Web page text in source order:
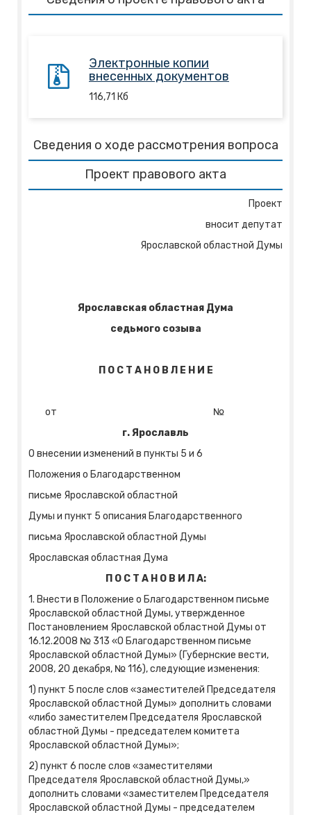
Электронные копии
внесенных документов
116,71 Кб
Сведения о ходе рассмотрения вопроса
Проект правового акта
Проект
вносит депутат
Ярославской областной Думы
Ярославская областная Дума
седьмого созыва
П О С Т А Н О В Л Е Н И Е
от №
г. Ярославль
О внесении изменений в пункты 5 и 6
Положения о Благодарственном
письме Ярославской областной
Думы и пункт 5 описания Благодарственного
письма Ярославской областной Думы
Ярославская областная Дума
П О С Т А Н О В И Л А:
1. Внести в Положение о Благодарственном письме
Ярославской областной Думы, утвержденное
Постановлением Ярославской областной Думы от
16.12.2008 № 313 «О Благодарственном письме
Ярославской областной Думы» (Губернские вести,
2008, 20 декабря, № 116), следующие изменения:
1) пункт 5 после слов «заместителей Председателя
Ярославской областной Думы» дополнить словами
«либо заместителем Председателя Ярославской
областной Думы - председателем комитета
Ярославской областной Думы»;
2) пункт 6 после слов «заместителями
Председателя Ярославской областной Думы,»
дополнить словами «заместителем Председателя
Ярославской областной Думы - председателем